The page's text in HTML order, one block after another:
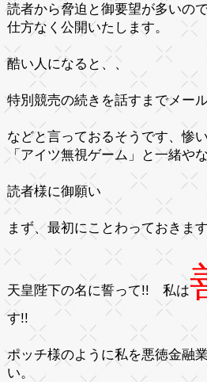
読者から脅迫 と御要望が多いの
仕方なく公開いたします。
酷い人になると、、
特別競売の続きを話すまでメー
などと言っておるそうです、惨
「アイツ無視ゲーム」
と一緒や
読者様に御願い
まず、最初にことわっておきま
天皇陛下の名に誓って!! 私は
す!!
ポッチ様のように私を悪徳金融
い。